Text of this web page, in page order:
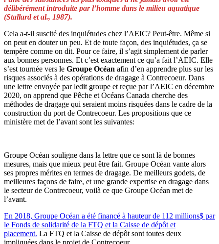
délibérément introduite par l’homme dans le milieu aquatique
(Stallard et al., 1987).
Cela a-t-il suscité des inquiétudes chez l’AEIC? Peut-être. Même si
on peut en douter un peu. Et de toute façon, des inquiétudes, ça se
tempère comme on dit. Pour ce faire, il s’agit simplement de parler
aux bonnes personnes. Et c’est exactement ce qu’a fait l’AEIC. Elle
s’est tournée vers le Groupe Océan afin d’en apprendre plus sur les
risques associés à des opérations de dragage à Contrecoeur. Dans
une lettre envoyée par ledit groupe et reçue par l’AEIC en décembre
2020, on apprend que Pêche et Océans Canada cherche des
méthodes de dragage qui seraient moins risquées dans le cadre de la
construction du port de Contrecoeur. Les propositions que ce
ministère met de l’avant sont les suivantes:
Groupe Océan souligne dans la lettre que ce sont là de bonnes
mesures, mais que mieux peut être fait. Groupe Océan vante alors
ses propres mérites en termes de dragage. De meilleurs godets, de
meilleures façons de faire, et une grande expertise en dragage dans
le secteur de Contrecoeur, voilà ce que Groupe Océan met de
l’avant.
En 2018, Groupe Océan a été financé à hauteur de 112 millions$ par
le Fonds de solidarité de la FTQ et la Caisse de dépôt et
placement. La FTQ et la Caisse de dépôt sont toutes deux
impliquées dans le projet de Contrecoeur.